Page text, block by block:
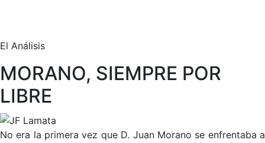
El Análisis
MORANO, SIEMPRE POR
LIBRE
No era la primera vez que D. Juan Morano se enfrentaba a